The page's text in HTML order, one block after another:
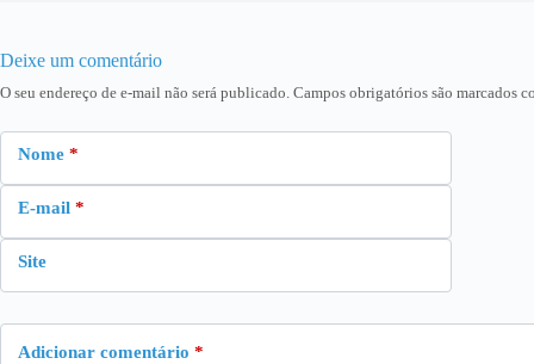
Deixe um comentário
O seu endereço de e-mail não será publicado. Campos obrigatórios são marcados
Nome *
E-mail *
Site
Adicionar comentário *